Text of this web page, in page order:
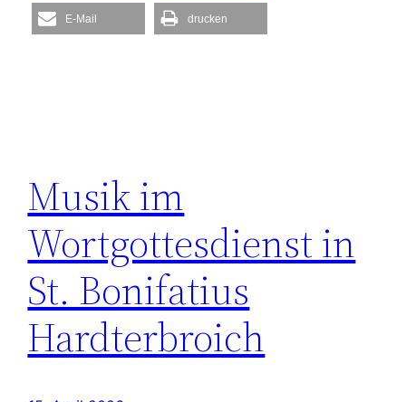
E-Mail drucken
Musik im
Wortgottesdienst in
St. Bonifatius
Hardterbroich